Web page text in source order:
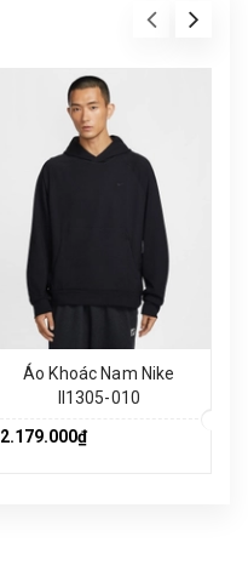
Áo Khoác Nam Nike
II1305-010
2.179.000₫